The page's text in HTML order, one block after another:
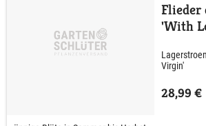
Flieder
'With
Virgin'
28,99 €